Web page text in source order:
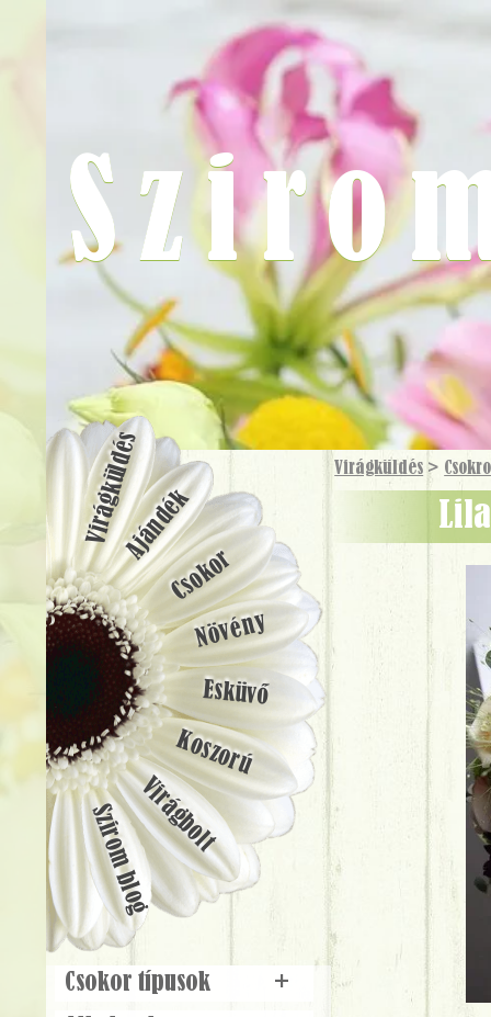
Virágküldés >
VirágküldésAjándék
Csokor
Növény
Esküvő
Koszorú
Virágbolt
Szirom blog
Csokor típusok
+